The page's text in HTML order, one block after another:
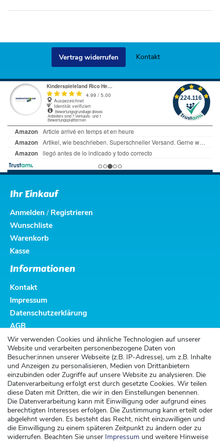
Vertrag widerrufen Kontakt
Wir verwenden Cookies und ähnliche Technologien auf unserer
Website und verarbeiten personenbezogene Daten von
Besucher:innen unserer Webseite (z.B. IP-Adresse), um z.B. Inhalte
und Anzeigen zu personalisieren, Medien von Drittanbietern
einzubinden oder Zugriffe auf unsere Website zu analysieren. Die
Datenverarbeitung erfolgt erst durch gesetzte Cookies. Wir teilen
diese Daten mit Dritten, die wir in den Einstellungen benennen.
Die Datenverarbeitung kann mit Einwilligung oder aufgrund eines
berechtigten Interesses erfolgen. Die Zustimmung kann erteilt oder
abgelehnt werden. Es besteht das Recht, nicht einzuwilligen und
die Einwilligung zu einem späteren Zeitpunkt zu ändern oder zu
widerrufen. Beachten Sie unser Impressum und weitere Hinweise
Ihr Einkauf
Anmelden / Registrieren
Wunschliste
Warenkorb
Kasse
Informationen
Kontakt
Impressum
Datenschutzerklärung
AGB
Altbatterieentsorgung
Kundenservice
Versand
Zahlung
Widerrufsrecht
Widerrufsformular
Kontakt